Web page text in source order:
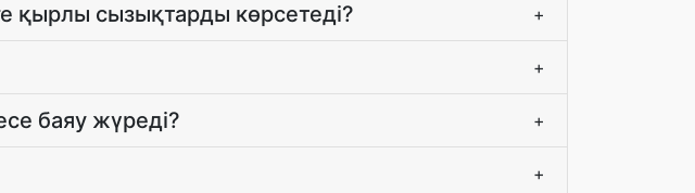
қырлы сызықтарды көрсетеді? +
+
баяу жүреді? +
+